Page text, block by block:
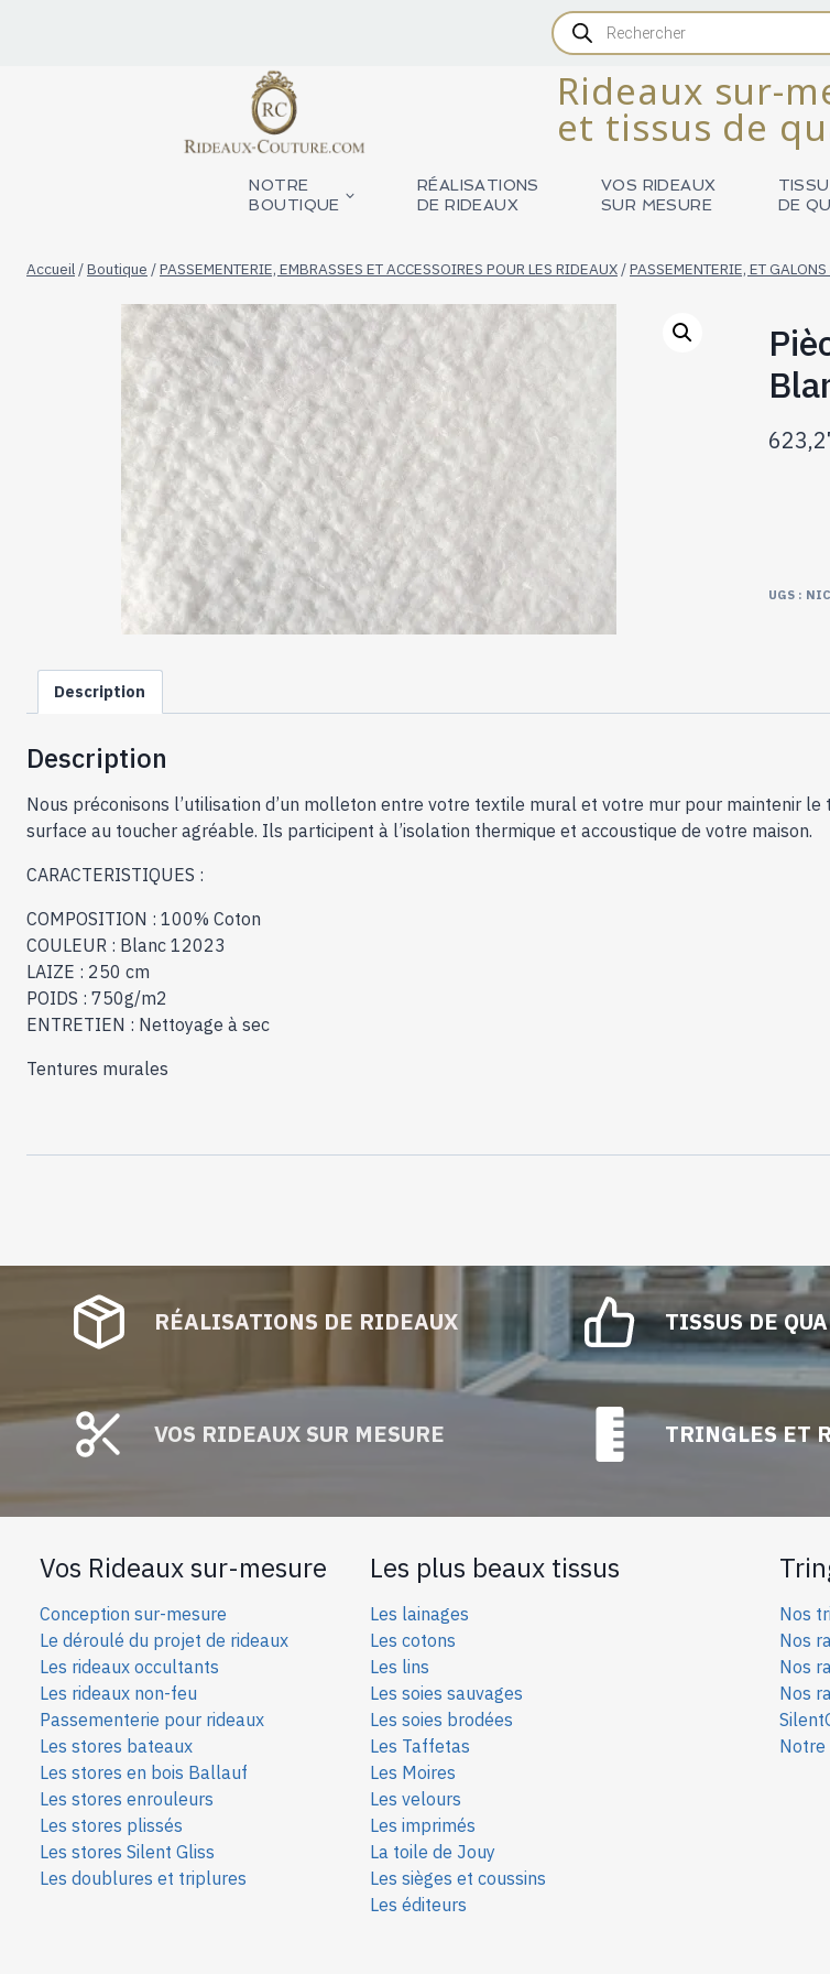
Recherche
de
produits
Rideaux sur-
et tissus de
NOTRE
BOUTIQUE
RÉALISATIONS
DE RIDEAUX
VOS RIDEAUX
SUR MESURE
DE
Accueil /Boutique /PASSEMENTERIE, EMBRASSES ET ACCESSOIRES POUR LES RIDEAUX /PASSEMENTERIE, ET
UGS :
Description
Description
Nous préconisons l’utilisation d’un molleton entre votre textile mural et votre mur pour maintenir
surface au toucher agréable. Ils participent à l’isolation thermique et accoustique de votre maison.
CARACTERISTIQUES :
COMPOSITION : 100% Coton
COULEUR : Blanc 12023
LAIZE : 250 cm
POIDS : 750g/m2
ENTRETIEN : Nettoyage à sec
Tentures murales
RÉALISATIONS DE RIDEAUX
VOS RIDEAUX SUR MESURE
TISSUS DE
TRINGLES ET
Vos Rideaux sur-mesure
Conception sur-mesure
Le déroulé du projet de rideaux
Les rideaux occultants
Les rideaux non-feu
Passementerie pour rideaux
Les stores bateaux
Les stores en bois Ballauf
Les stores enrouleurs
Les stores plissés
Les stores Silent Gliss
Les doublures et triplures
Les plus beaux tissus
Les lainages
Les cotons
Les lins
Les soies sauvages
Les soies brodées
Les Taffetas
Les Moires
Les velours
Les imprimés
La toile de Jouy
Les sièges et coussins
Les éditeurs
Nos
Nos
Nos
Nos
Notre